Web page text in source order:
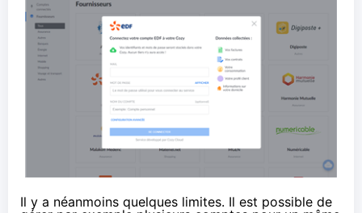
Il y a néanmoins quelques limites. Il est possible de